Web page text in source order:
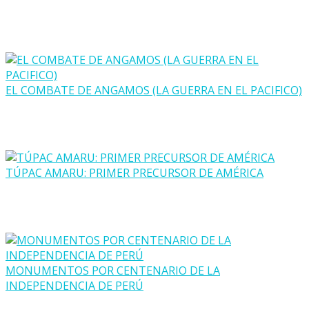
EL COMBATE DE ANGAMOS (LA GUERRA EN EL PACIFICO)
TÚPAC AMARU: PRIMER PRECURSOR DE AMÉRICA
MONUMENTOS POR CENTENARIO DE LA
INDEPENDENCIA DE PERÚ